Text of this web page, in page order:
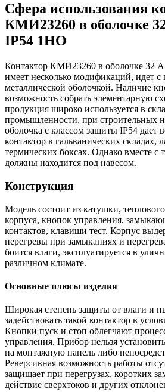
Сфера использования
КМИ23260 в оболочке
IP54 1НО
Контактор КМИ23260 в оболочке 32
имеет несколько модификаций, идет с
металлической оболочкой. Наличие
возможность собрать элементарную
продукция широко используется в
промышленности, при строительных
оболочка с классом защиты IP54 дает
контактор в гальванических складах,
термических боксах. Однако вместе с
должны находится под навесом.
Конструкция
Модель состоит из катушки,
корпуса, кнопок управления,
контактов, клавиши тест. Корпус
перегревы при замыканиях и
боится влаги, эксплуатируется в
различном климате.
Основные плюсы изделия
Широкая степень защиты от влаги и
задействовать такой контактор в
Кнопки пуск и стоп облегчают
управления. Прибор нельзя
на монтажную панель либо
Реверсивная возможность работы
защищает при перегрузах, коротких
действие сверхтоков и других